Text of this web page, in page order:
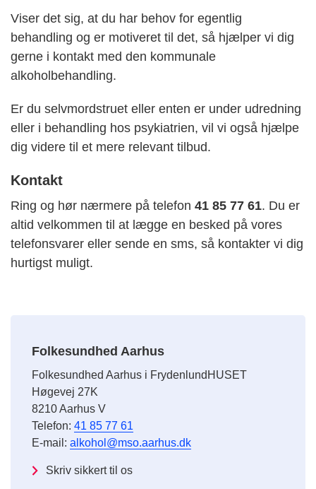
Viser det sig, at du har behov for egentlig
behandling og er motiveret til det, så hjælper vi dig
gerne i kontakt med den kommunale
alkoholbehandling.
Er du selvmordstruet eller enten er under udredning
eller i behandling hos psykiatrien, vil vi også hjælpe
dig videre til et mere relevant tilbud.
Kontakt
Ring og hør nærmere på telefon 41 85 77 61. Du er
altid velkommen til at lægge en besked på vores
telefonsvarer eller sende en sms, så kontakter vi dig
hurtigst muligt.
Folkesundhed Aarhus
Folkesundhed Aarhus i FrydenlundHUSET
Høgevej 27K
8210 Aarhus V
Telefon: 41 85 77 61
E-mail: alkohol@mso.aarhus.dk
Skriv sikkert til os